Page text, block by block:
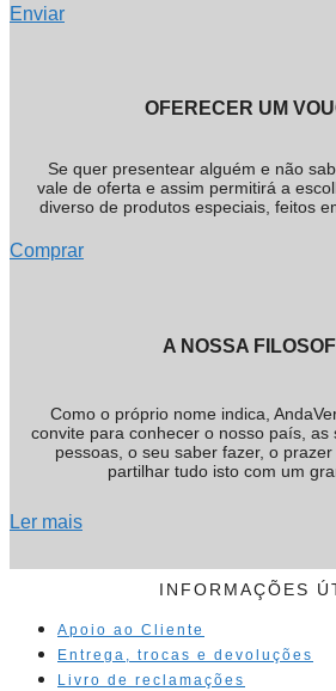
Enviar
OFERECER UM
Se quer presentear alguém e não
vale de oferta e assim permitirá a
diverso de produtos especiais, feitos
Comprar
A NOSSA
Como o próprio nome indica,
convite para conhecer o nosso país, as
pessoas, o seu saber fazer, o
partilhar tudo isto com um
Ler mais
INFORMAÇÕES
Apoio ao Cliente
Entrega, trocas e devoluções
Livro de reclamações